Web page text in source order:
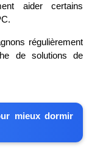
aider certains
régulièrement
de solutions de
mieux dormir